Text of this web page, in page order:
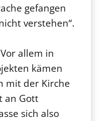
gefangen
verstehen“.
allem in
kämen
mit der Kirche
an Gott
sich also